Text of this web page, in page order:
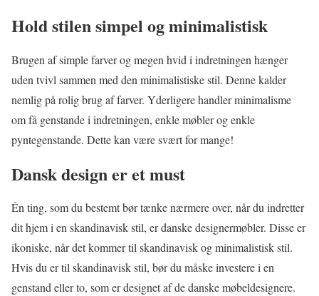
Hold stilen simpel og minimalistisk
Brugen af simple farver og megen hvid i indretningen hænger
uden tvivl sammen med den minimalistiske stil. Denne kalder
nemlig på rolig brug af farver. Yderligere handler minimalisme
om få genstande i indretningen, enkle møbler og enkle
pyntegenstande. Dette kan være svært for mange!
Dansk design er et must
Én ting, som du bestemt bør tænke nærmere over, når du indretter
dit hjem i en skandinavisk stil, er danske designermøbler. Disse er
ikoniske, når det kommer til skandinavisk og minimalistisk stil.
Hvis du er til skandinavisk stil, bør du måske investere i en
genstand eller to, som er designet af de danske møbeldesignere.